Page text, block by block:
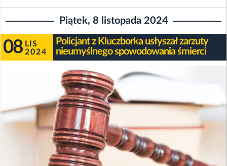
Piątek, 8 listopada 2024
08 LIS
2024
Policjant z Kluczborka usłyszał zarzuty
nieumyślnego spowodowania śmierci